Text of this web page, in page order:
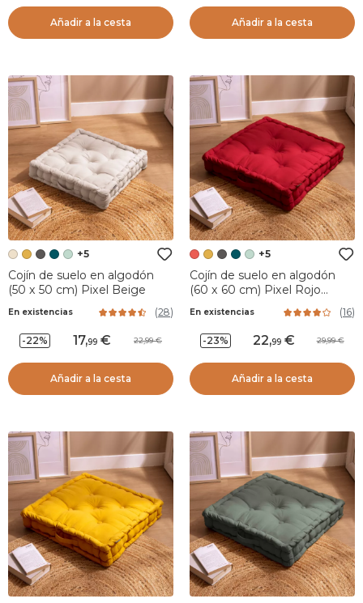
Añadir a la cesta Añadir a la cesta
+5
Cojín de suelo en algodón
(50 x 50 cm) Pixel Beige
En existencias (28)
-22% 17,99 22,99
Añadir a la cesta
+5
Cojín de suelo en algodón
(60 x 60 cm) Pixel Rojo
En existencias (16)
-23% 22,99 29,99
Añadir a la cesta